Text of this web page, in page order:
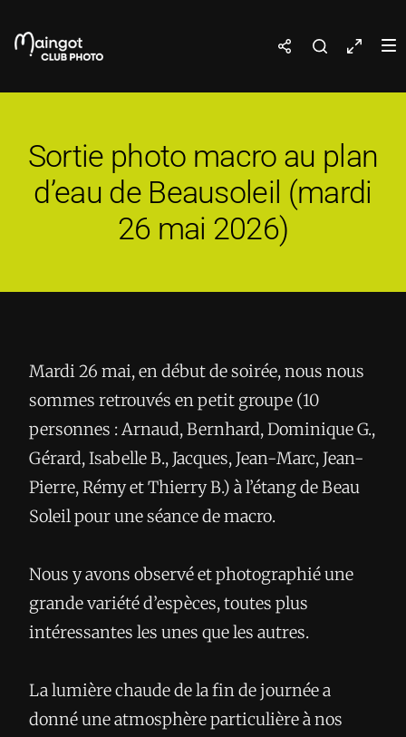
Sortie photo macro au plan
d’eau de Beausoleil (mardi
26 mai 2026)
Mardi 26 mai, en début de soirée, nous nous
sommes retrouvés en petit groupe (10
personnes : Arnaud, Bernhard, Dominique G.,
Gérard, Isabelle B., Jacques, Jean-Marc, Jean-
Pierre, Rémy et Thierry B.) à l’étang de Beau
Soleil pour une séance de macro.
Nous y avons observé et photographié une
grande variété d’espèces, toutes plus
intéressantes les unes que les autres.
La lumière chaude de la fin de journée a
donné une atmosphère particulière à nos